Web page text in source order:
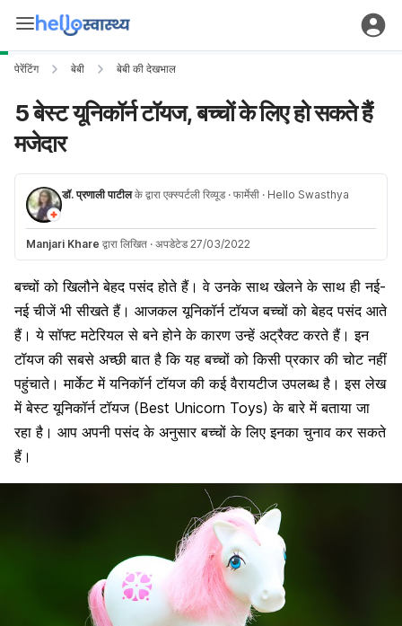
पेरेंटिंग बेबी बेबी की देखभाल
5 बेस्ट यूनिकॉर्न टॉयज, बच्चों के लिए हो सकते हैं
मजेदार
डॉ. प्रणाली पाटीलके द्वारा एक्स्पर्टली रिव्यूड · फार्मेसी · Hello Swasthya
Manjari Khare द्वारा लिखित · अपडेटेड 27/03/2022
बच्चों को खिलौने बेहद पसंद होते हैं। वे उनके साथ खेलने के साथ ही नई-
नई चीजें भी सीखते हैं। आजकल यूनिकॉर्न टॉयज बच्चों को बेहद पसंद आते
हैं। ये सॉफ्ट मटेरियल से बने होने के कारण उन्हें अट्रैक्ट करते हैं। इन
टॉयज की सबसे अच्छी बात है कि यह बच्चों को किसी प्रकार की चोट नहीं
पहुंचाते। मार्केट में यनिकॉर्न टॉयज की कई वैरायटीज उपलब्ध है। इस लेख
में बेस्ट यूनिकॉर्न टॉयज (Best Unicorn Toys) के बारे में बताया जा
रहा है। आप अपनी पसंद के अनुसार बच्चों के लिए इनका चुनाव कर सकते
हैं।